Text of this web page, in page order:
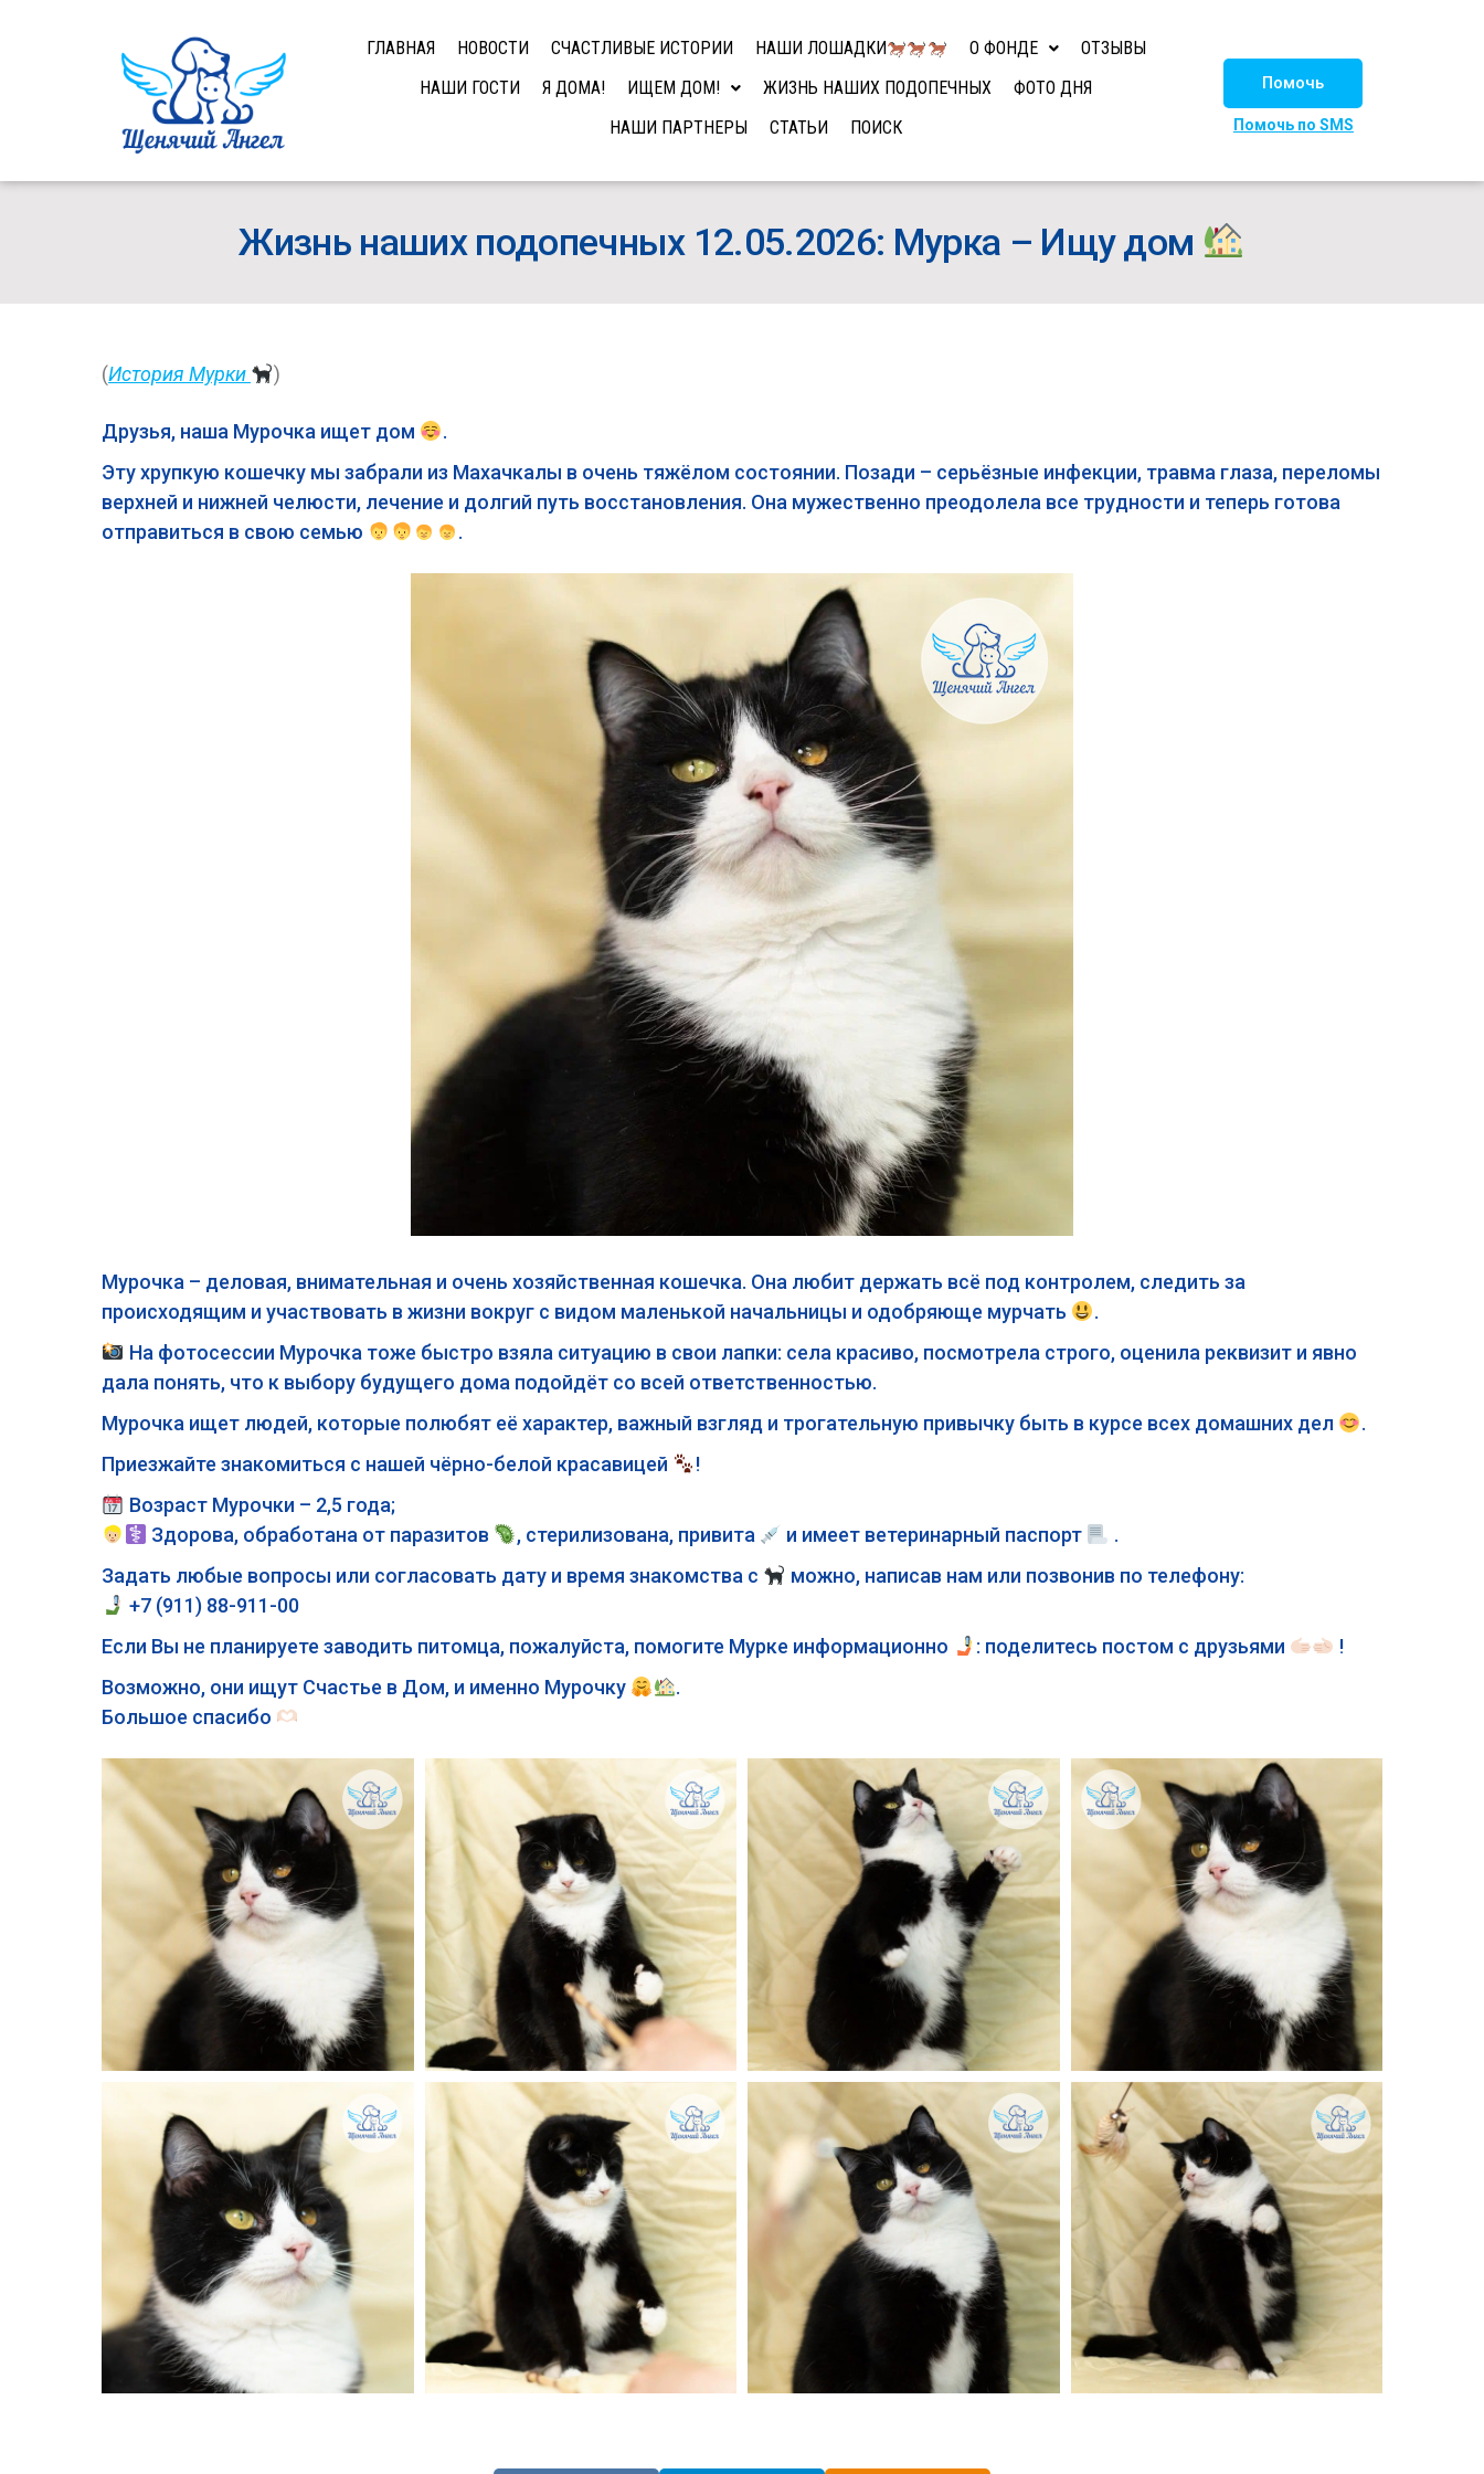
ГЛАВНАЯ НОВОСТИ СЧАСТЛИВЫЕ ИСТОРИИ НАШИ ЛОШАДКИ О ФОНДЕ
ОТЗЫВЫ
НАШИ ГОСТИ
Я ДОМА! ИЩЕМ ДОМ! ЖИЗНЬ НАШИХ ПОДОПЕЧНЫХ
ФОТО ДНЯ
НАШИ ПАРТНЕРЫ
СТАТЬИ ПОИСК
Помочь
Помочь по SMS
Жизнь наших подопечных 12.05.2026: Мурка – Ищу дом
(История Мурки )
Друзья, наша Мурочка ищет дом
.
Эту хрупкую кошечку мы забрали из Махачкалы в очень тяжёлом состоянии. Позади – серьёзные инфекции, травма глаза, переломы
верхней и нижней челюсти, лечение и долгий путь восстановления. Она мужественно преодолела все трудности и теперь готова
отправиться в свою семью
.
Мурочка – деловая, внимательная и очень хозяйственная кошечка. Она любит держать всё под контролем, следить за
происходящим и участвовать в жизни вокруг с видом маленькой начальницы и одобряюще мурчать
.
На фотосессии Мурочка тоже быстро взяла ситуацию в свои лапки: села красиво, посмотрела строго, оценила реквизит и явно
дала понять, что к выбору будущего дома подойдёт со всей ответственностью.
Мурочка ищет людей, которые полюбят её характер, важный взгляд и трогательную привычку быть в курсе всех домашних дел
.
Приезжайте знакомиться с нашей чёрно-белой красавицей
!
Возраст Мурочки – 2,5 года;
Здорова, обработана от паразитов
, стерилизована, привита и имеет ветеринарный паспорт
.
Задать любые вопросы или согласовать дату и время знакомства с
можно, написав нам или позвонив по телефону:
+7 (911) 88-911-00
Если Вы не планируете заводить питомца, пожалуйста, помогите Мурке информационно
: поделитесь постом с друзьями
!
Возможно, они ищут Счастье в Дом, и именно Мурочку
.
Большое спасибо